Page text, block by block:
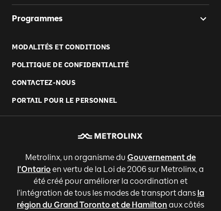
Programmes
MODALITÉS ET CONDITIONS
POLITIQUE DE CONFIDENTIALITÉ
CONTACTEZ-NOUS
PORTAIL POUR LE PERSONNEL
Metrolinx, un organisme du Gouvernement de
l'Ontario en vertu de la Loi de 2006 sur Metrolinx, a
été créé pour améliorer la coordination et
l'intégration de tous les modes de transport dans la
région du Grand Toronto et de Hamilton aux côtés